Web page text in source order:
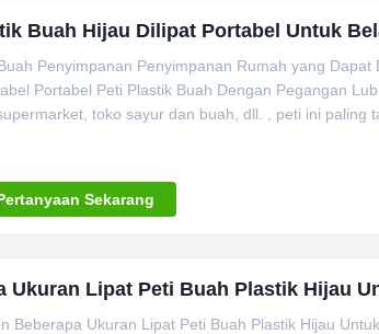
Buah Hijau Dilipat Portabel Untuk
Penyimpanan Penyimpanan Rumah yang Dapat
Portabel Peti Plastik Buah Dengan Pegangan
toko sayur dan buah, dll. , peti ini paling
Sekarang
Ukuran Lipat Peti Buah Plastik Hijau
Beberapa Ukuran Lipat Peti Buah Plastik Hijau